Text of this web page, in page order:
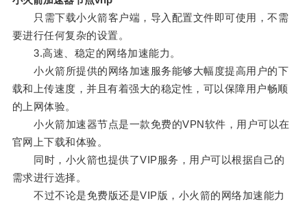
只需下载小火箭客户端，导入配置文件即可使用，不需
要进行任何复杂的设置。
3.高速、稳定的网络加速能力。
小火箭所提供的网络加速服务能够大幅度提高用户的下
载和上传速度，并且有着强大的稳定性，可以保障用户畅顺
的上网体验。
小火箭加速器节点是一款免费的VPN软件，用户可以在
官网上下载和体验。
同时，小火箭也提供了VIP服务，用户可以根据自己的
需求进行选择。
不过不论是免费版还是VIP版，小火箭的网络加速能力